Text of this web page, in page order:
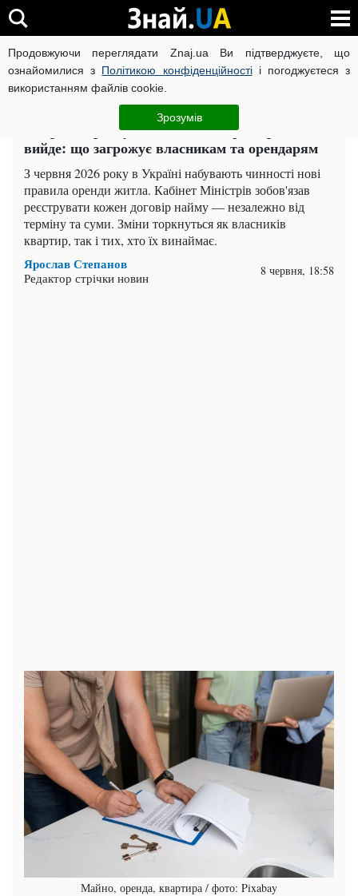
Продовжуючи переглядати Znaj.ua Ви підтверджуєте, що
ознайомилися з Політикою конфіденційностіі погоджуєтеся з
використанням файлів cookie.
Зрозумів
ВІЙНА РОСІЇ ПРОТИ УКРАЇНИ КОРОНАВІРУС В УКРАЇНІ
ЧИТАТЬ НА РУССКОМ
З червня орендувати житло без реєстрації не
вийде: що загрожує власникам та орендарям
З червня 2026 року в Україні набувають чинності нові
правила оренди житла. Кабінет Міністрів зобов'язав
реєструвати кожен договір найму — незалежно від
терміну та суми. Зміни торкнуться як власників
квартир, так і тих, хто їх винаймає.
Ярослав Степанов
Редактор стрічки новин 8 червня, 18:58
Майно, оренда, квартира / фото: Pixabay